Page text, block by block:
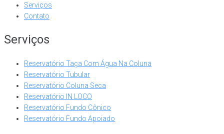
Serviços
Contato
Serviços
Reservatório Taça Com Água Na Coluna
Reservatório Tubular
Reservatório Coluna Seca
Reservatório IN LOCO
Reservatório Fundo Cônico
Reservatório Fundo Apoiado